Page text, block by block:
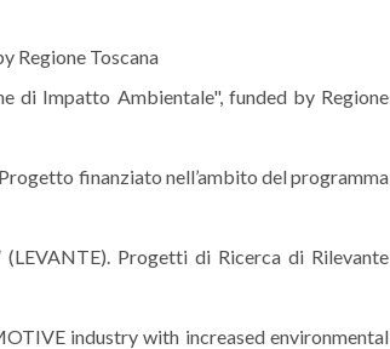
Regione Toscana
di Impatto Ambientale", funded by Regione
finanziato nell’ambito del programma
Progetti di Ricerca di Rilevante
industry with increased environmental